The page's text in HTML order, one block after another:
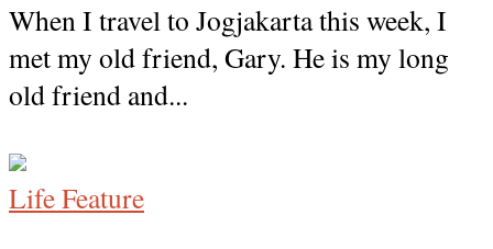
When I travel to Jogjakarta this week, I
met my old friend, Gary. He is my long
old friend and...
Life Feature